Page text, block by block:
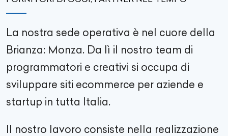
La nostra sede operativa è nel cuore della
Brianza: Monza. Da lì il nostro team di
programmatori e creativi si occupa di
sviluppare siti ecommerce per aziende e
startup in tutta Italia.
Il nostro lavoro consiste nella realizzazione